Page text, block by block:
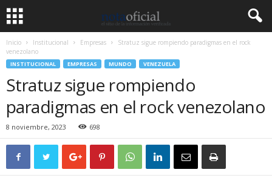
Inicio Institucional Empresas
Stratuz sigue rompiendo paradigmas en el rock
venezolano
INSTITUCIONAL EMPRESAS MUNDO VENEZUELA
Stratuz sigue rompiendo
paradigmas en el rock venezolano
8 noviembre, 2023 698